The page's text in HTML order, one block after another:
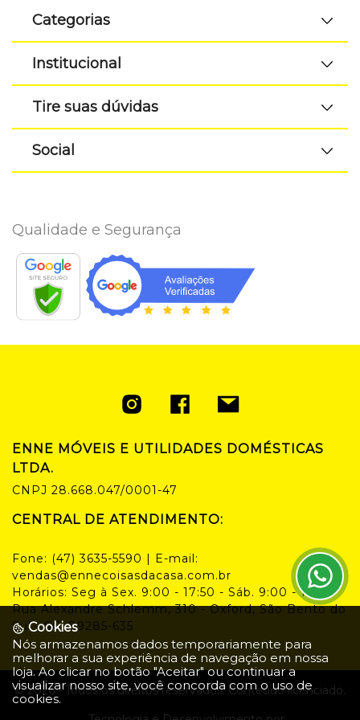
Categorias
Institucional
Tire suas dúvidas
Social
Qualidade e Segurança
ENNE MÓVEIS E UTILIDADES DOMÉSTICAS
LTDA.
CNPJ 28.668.047/0001-47
CENTRAL DE ATENDIMENTO:
Fone: (47) 3635-5590 | E-mail:
vendas@ennecoisasdacasa.com.br
Horários: Seg à Sex. 9:00 - 17:50 - Sáb. 9:00 - 14:00
Rua Alexandre Schlemm, 310 - Oxford, São Bento do
Sul - SC, 89285-635
©2026- Todos os direitos reservados. Conteúdo licenciado.
Cookies
Nós armazenamos dados temporariamente para
melhorar a sua experiência de navegação em nossa
loja. Ao clicar no botão "Aceitar" ou continuar a
visualizar nosso site, você concorda com o uso de
cookies.